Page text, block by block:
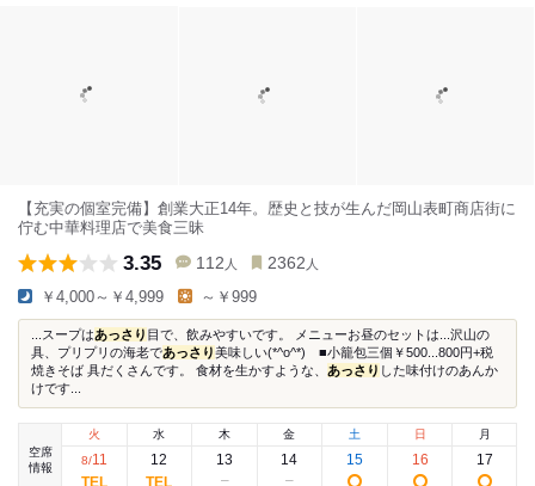
【充実の個室完備】創業大正14年。歴史と技が生んだ岡山表町商店街に
佇む中華料理店で美食三昧
3.35 112 人 2362 人
￥4,000～￥4,999 ～￥999
...スープはあっさり 目で、飲みやすいです。 メニューお昼のセットは...沢山の
具、プリプリの海老であっさり美味しい(*^o^*) ■小籠包三個￥500...800円+税
焼きそば 具だくさんです。 食材を生かすような、 あっさり した味付けのあんか
けです...
空席
情報
火
8/11
水
12
木
13
金
14
土
15
日
16
月
17